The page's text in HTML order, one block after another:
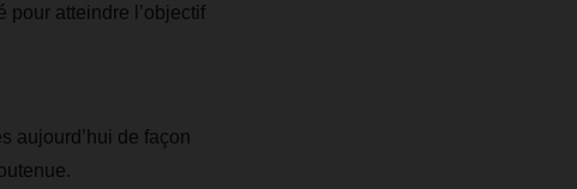
pour atteindre l’objectif
aujourd’hui de façon